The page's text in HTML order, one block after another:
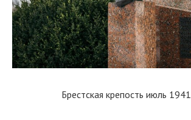
Брестская крепость июль 1941